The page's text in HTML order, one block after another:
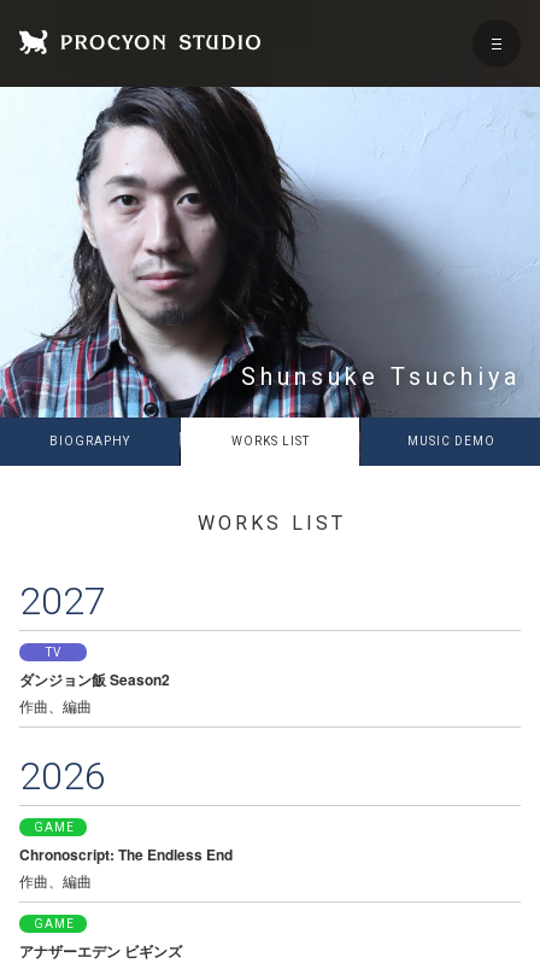
Shunsuke Tsuchiya
BIOGRAPHY WORKS LIST MUSIC DEMO
WORKS LIST
2027
TV
ダンジョン飯 Season2
作曲、編曲
2026
GAME
Chronoscript: The Endless End
作曲、編曲
GAME
アナザーエデン ビギンズ